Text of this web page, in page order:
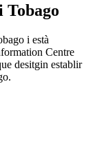
i està
Centre
desitgin establir